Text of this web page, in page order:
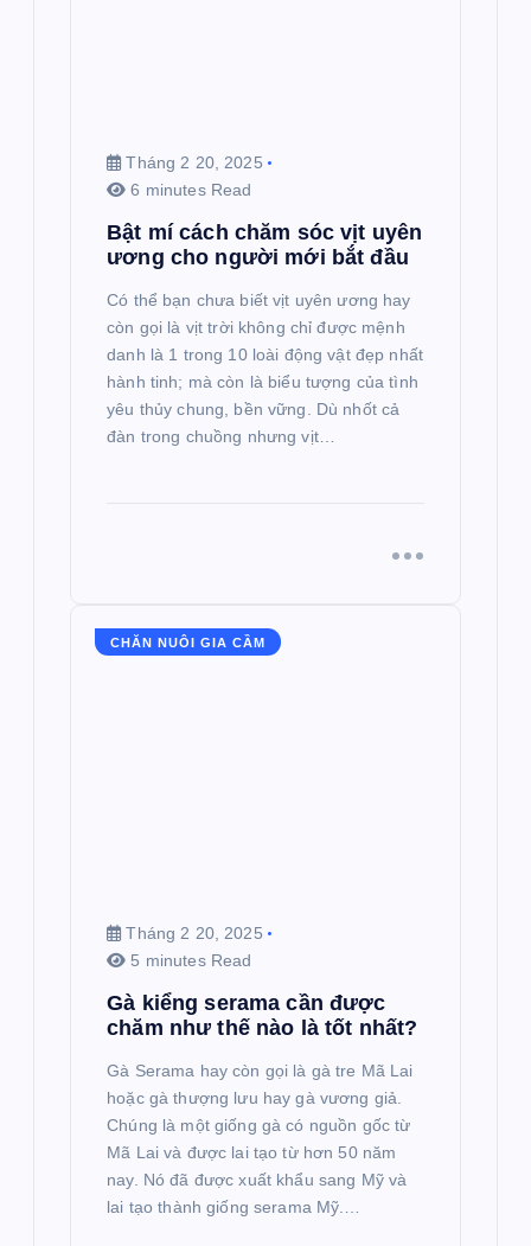
Tháng 2 20, 2025
6 minutes Read
Bật mí cách chăm sóc vịt uyên
ương cho người mới bắt đầu
Có thể bạn chưa biết vịt uyên ương hay
còn gọi là vịt trời không chỉ được mệnh
danh là 1 trong 10 loài động vật đẹp nhất
hành tinh; mà còn là biểu tượng của tình
yêu thủy chung, bền vững. Dù nhốt cả
đàn trong chuồng nhưng vịt…
CHĂN NUÔI GIA CẦM
Tháng 2 20, 2025
5 minutes Read
Gà kiểng serama cần được
chăm như thế nào là tốt nhất?
Gà Serama hay còn gọi là gà tre Mã Lai
hoặc gà thượng lưu hay gà vương giả.
Chúng là một giống gà có nguồn gốc từ
Mã Lai và được lai tạo từ hơn 50 năm
nay. Nó đã được xuất khẩu sang Mỹ và
lai tạo thành giống serama Mỹ.…